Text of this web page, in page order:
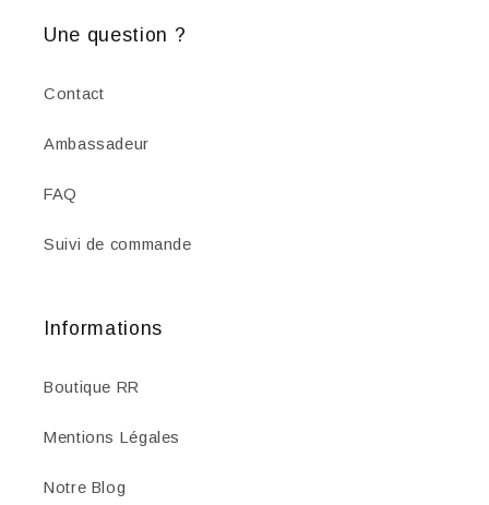
Une question ?
Contact
Ambassadeur
FAQ
Suivi de commande
Informations
Boutique RR
Mentions Légales
Notre Blog